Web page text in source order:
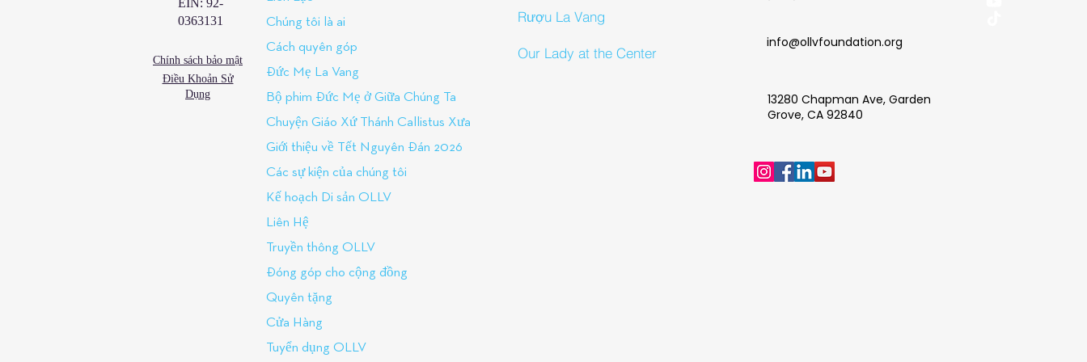
EIN: 92-
0363131
Chính sách bảo mật
Điều Khoản Sử
Dụng
Chúng tôi là ai
Cách quyên góp
Đức Mẹ La Vang
Bộ phim Đức Mẹ ở Giữa Chúng Ta
Chuyện Giáo Xứ Thánh Callistus Xưa
Giới thiệu về Tết Nguyên Đán 2026
Các sự kiện của chúng tôi
Kế hoạch Di sản OLLV
Liên Hệ
Truyền thông OLLV
Đóng góp cho cộng đồng
Quyên tặng
Cửa Hàng
Tuyển dụng OLLV
Rượu La Vang
Our Lady at the Center
info@ollvfoundation.org
13280 Chapman Ave, Garden
Grove, CA 92840